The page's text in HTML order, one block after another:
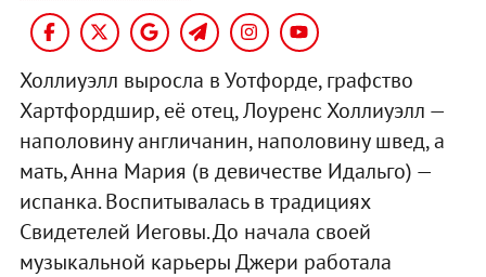
Холлиуэлл выросла в Уотфорде, графство
Хартфордшир, её отец, Лоуренс Холлиуэлл —
наполовину англичанин, наполовину швед, а
мать, Анна Мария (в девичестве Идальго) —
испанка. Воспитывалась в традициях
Свидетелей Иеговы. До начала своей
музыкальной карьеры Джери работала